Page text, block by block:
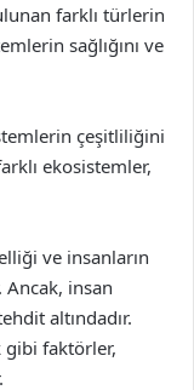
farklı türlerin
sağlığını ve
çeşitliliğini
ekosistemler,
ve insanların
insan
altındadır.
faktörler,